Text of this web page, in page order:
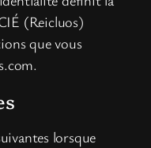
(Reicluos)
que vous
lorsque